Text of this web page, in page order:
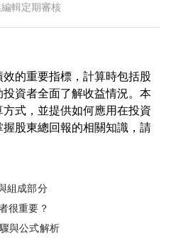
輯定期審核
的重要指標，計算時包括股
資者全面了解收益情況。本
式，並提供如何應用在投資
股東總回報的相關知識，請
組成部分
很重要？
與公式解析